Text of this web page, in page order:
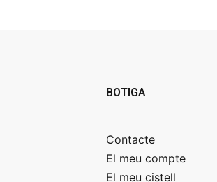
BOTIGA
Contacte
El meu compte
El meu cistell